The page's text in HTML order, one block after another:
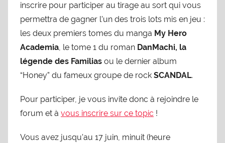
inscrire pour participer au tirage au sort qui vous
permettra de gagner l’un des trois lots mis en jeu :
les deux premiers tomes du manga My Hero
Academia, le tome 1 du roman DanMachi, la
légende des Familias ou le dernier album
“Honey” du fameux groupe de rock SCANDAL.
Pour participer, je vous invite donc à rejoindre le
forum et à vous inscrire sur ce topic !
Vous avez jusqu’au 17 juin, minuit (heure